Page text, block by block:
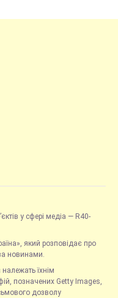
у сфері медіа — R40-
який розповідає про
новинами.
належать їхнім
позначених Getty Images,
дозволу